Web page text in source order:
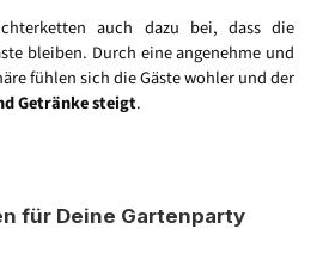
auch dazu bei, dass die
bleiben. Durch eine angenehme und
fühlen sich die Gäste wohler und der
Getränke steigt.
für Deine Gartenparty